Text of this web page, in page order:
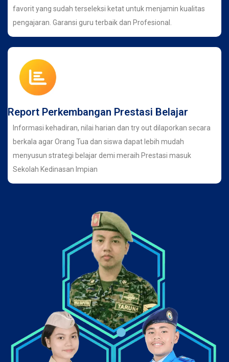
favorit yang sudah terseleksi ketat untuk menjamin kualitas
pengajaran. Garansi guru terbaik dan Profesional.
Report Perkembangan Prestasi Belajar
Informasi kehadiran, nilai harian dan try out dilaporkan secara
berkala agar Orang Tua dan siswa dapat lebih mudah
menyusun strategi belajar demi meraih Prestasi masuk
Sekolah Kedinasan Impian